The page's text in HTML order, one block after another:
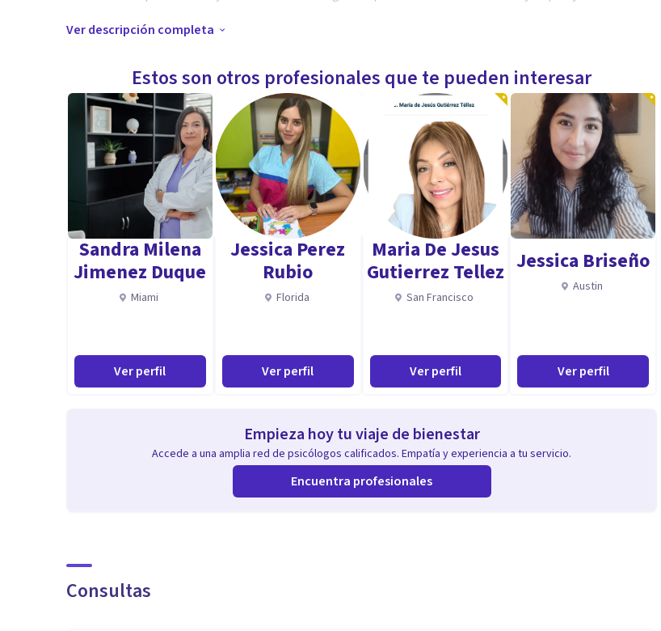
las relaciones afectivas
* Docencia universitaria en el campo de la psicología general y en seminarios de profundización del área
clínica
Aptitudes
Psicóloga Magíster de la Universidad Nacional de Colombia
Ver descripción completa
Estos son otros profesionales que te pueden interesar
Sandra Milena
Jimenez Duque
Miami
Ver perfil
Jessica Perez
Rubio
Florida
Ver perfil
Maria De Jesus
Gutierrez Tellez
San Francisco
Ver perfil
Jessica Briseño
Austin
Ver perfil
Empieza hoy tu viaje de bienestar
Accede a una amplia red de psicólogos calificados. Empatía y experiencia a tu servicio.
Encuentra profesionales
Consultas